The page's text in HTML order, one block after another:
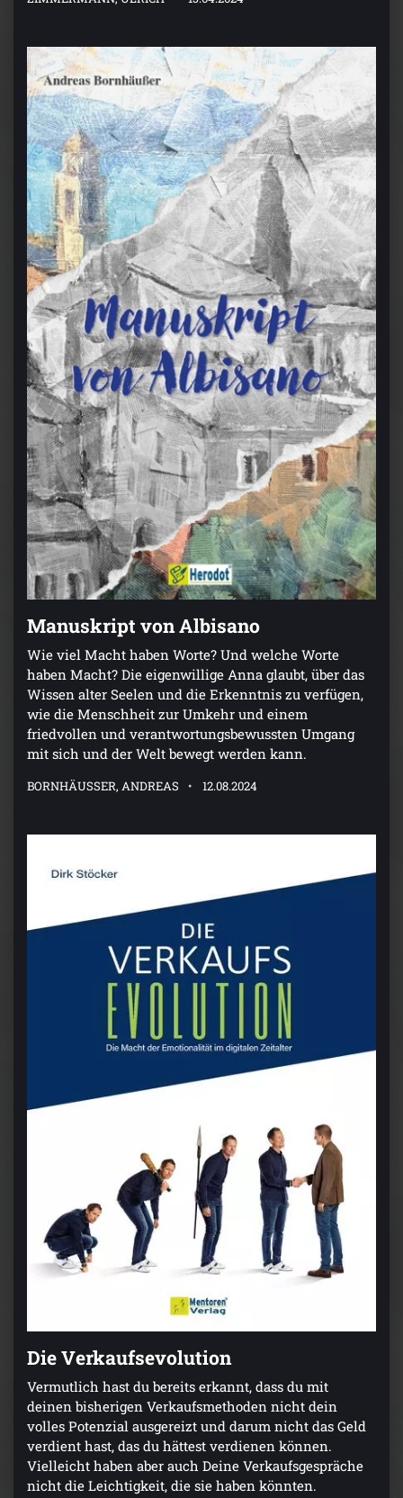
Manuskript von Albisano
Wie viel Macht haben Worte? Und welche Worte
haben Macht? Die eigenwillige Anna glaubt, über das
Wissen alter Seelen und die Erkenntnis zu verfügen,
wie die Menschheit zur Umkehr und einem
friedvollen und verantwortungsbewussten Umgang
mit sich und der Welt bewegt werden kann.
BORNHÄUSSER, ANDREAS 12.08.2024
Die Verkaufsevolution
Vermutlich hast du bereits erkannt, dass du mit
deinen bisherigen Verkaufsmethoden nicht dein
volles Potenzial ausgereizt und darum nicht das Geld
verdient hast, das du hättest verdienen können.
Vielleicht haben aber auch Deine Verkaufsgespräche
nicht die Leichtigkeit, die sie haben könnten.